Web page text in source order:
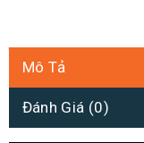
Mô Tả
Đánh Giá (0)